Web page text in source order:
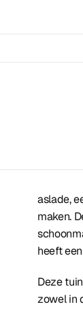
aslade,
maken.
heeft
Deze
zowel in